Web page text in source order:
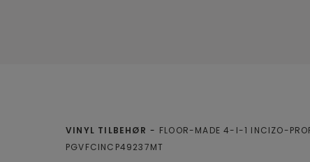
VINYL TILBEHØR
FLOOR-MADE 4-I-1 INCIZO-
PGVFCINCP49237MT